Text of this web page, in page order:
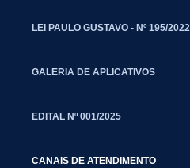
LEI PAULO GUSTAVO - Nº 195/2022
GALERIA DE APLICATIVOS
EDITAL Nº 001/2025
CANAIS DE ATENDIMENTO